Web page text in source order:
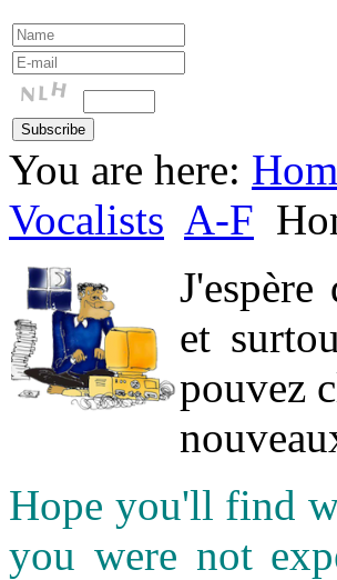
You are here:
Vocalists A-F
et
pouvez
Hope you'll find
you were not